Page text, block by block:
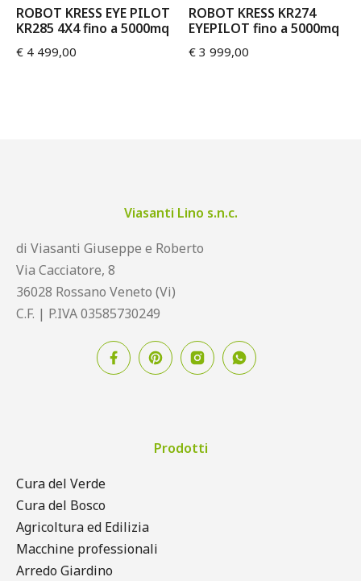
ROBOT KRESS EYE PILOT
KR285 4X4 fino a 5000mq
€ 4 499,00
ROBOT KRESS KR274
EYEPILOT fino a 5000mq
€ 3 999,00
Viasanti Lino s.n.c.
di Viasanti Giuseppe e Roberto
Via Cacciatore, 8
36028 Rossano Veneto (Vi)
C.F. | P.IVA 03585730249
Prodotti
Cura del Verde
Cura del Bosco
Agricoltura ed Edilizia
Macchine professionali
Arredo Giardino